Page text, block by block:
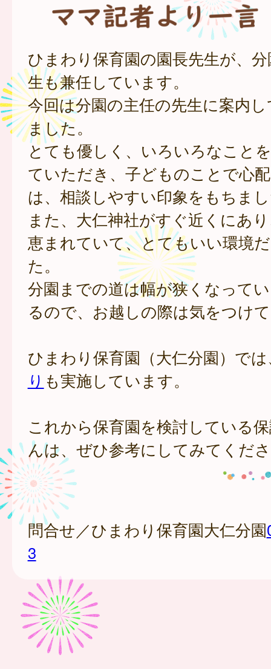
ひまわり保育園の園長先生が、
生も兼任しています。
今回は分園の主任の先生に案内
ました。
とても優しく、いろいろなこと
ていただき、子どものことで心
は、相談しやすい印象をもちま
また、大仁神社がすぐ近くにあ
恵まれていて、とてもいい環境
た。
分園までの道は幅が狭くなって
るので、お越しの際は気をつけ
ひまわり保育園（大仁分園）で
り も実施しています。
これから保育園を検討している
んは、ぜひ参考にしてみてくだ
問合せ／ひまわり保育園大仁分園
3